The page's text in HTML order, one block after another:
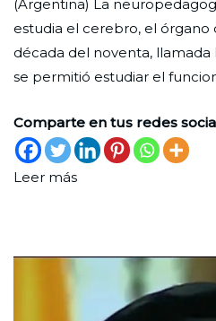
comprender
cómo
educar
(Argentina) La
estudia el cerebro, el órgano
década del noventa, llamada
se permitió estudiar el
Comparte en tus redes
Leer más